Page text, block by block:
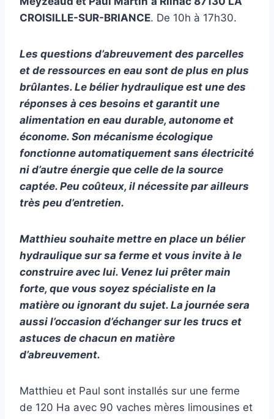
CROISILLE-SUR-BRIANCE. De 10h à 17h30.
Les questions d’abreuvement des parcelles
et de ressources en eau sont de plus en plus
brûlantes. Le bélier hydraulique est une des
réponses à ces besoins et garantit une
alimentation en eau durable, autonome et
économe. Son mécanisme écologique
fonctionne automatiquement sans électricité
ni d’autre énergie que celle de la source
captée. Peu coûteux, il nécessite par ailleurs
très peu d’entretien.
Matthieu souhaite mettre en place un bélier
hydraulique sur sa ferme et vous invite à le
construire avec lui. Venez lui prêter main
forte, que vous soyez spécialiste en la
matière ou ignorant du sujet. La journée sera
aussi l’occasion d’échanger sur les trucs et
astuces de chacun en matière
d’abreuvement.
Matthieu et Paul sont installés sur une ferme
de 120 Ha avec 90 vaches mères limousines et